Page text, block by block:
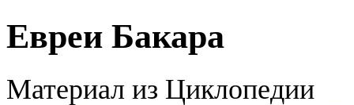
Евреи Бакара
Материал из Циклопедии